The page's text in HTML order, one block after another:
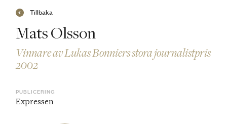
Mats Olsson
Vinnare av Lukas Bonniers stora journalistpris
2002
PUBLICERING
Expressen
Tillbaka